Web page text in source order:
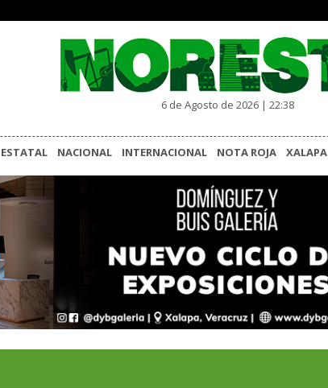
6 de Agosto de 2026 | 22:38
ESTATAL NACIONAL INTERNACIONAL NOTA ROJA XALAPA